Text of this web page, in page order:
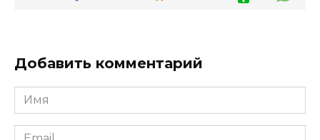
Добавить комментарий
Имя
Email